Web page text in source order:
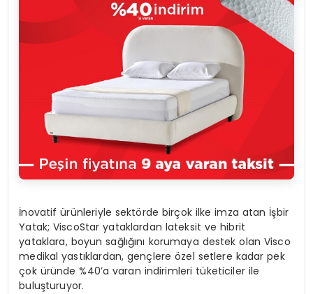
İnovatif ürünleriyle sektörde birçok ilke imza atan İşbir
Yatak; ViscoStar yataklardan lateksit ve hibrit
yataklara, boyun sağlığını korumaya destek olan Visco
medikal yastıklardan, gençlere özel setlere kadar pek
çok üründe %40’a varan indirimleri tüketiciler ile
buluşturuyor.